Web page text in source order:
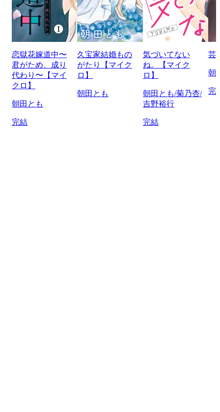
恋獄花嫁道中〜
君がため、成り
代わり〜【マイ
クロ】
朝田とも
完結
久宝家結婚もの
がたり【マイク
ロ】
朝田とも
気づいてない
ね。【マイク
ロ】
朝田とも/菊乃杏/
吉野裕行
完結
芸
朝
完